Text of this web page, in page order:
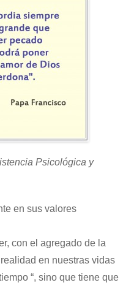
Psicológica y
en sus valores
con el agregado de la
en nuestras vidas
“, sino que tiene que